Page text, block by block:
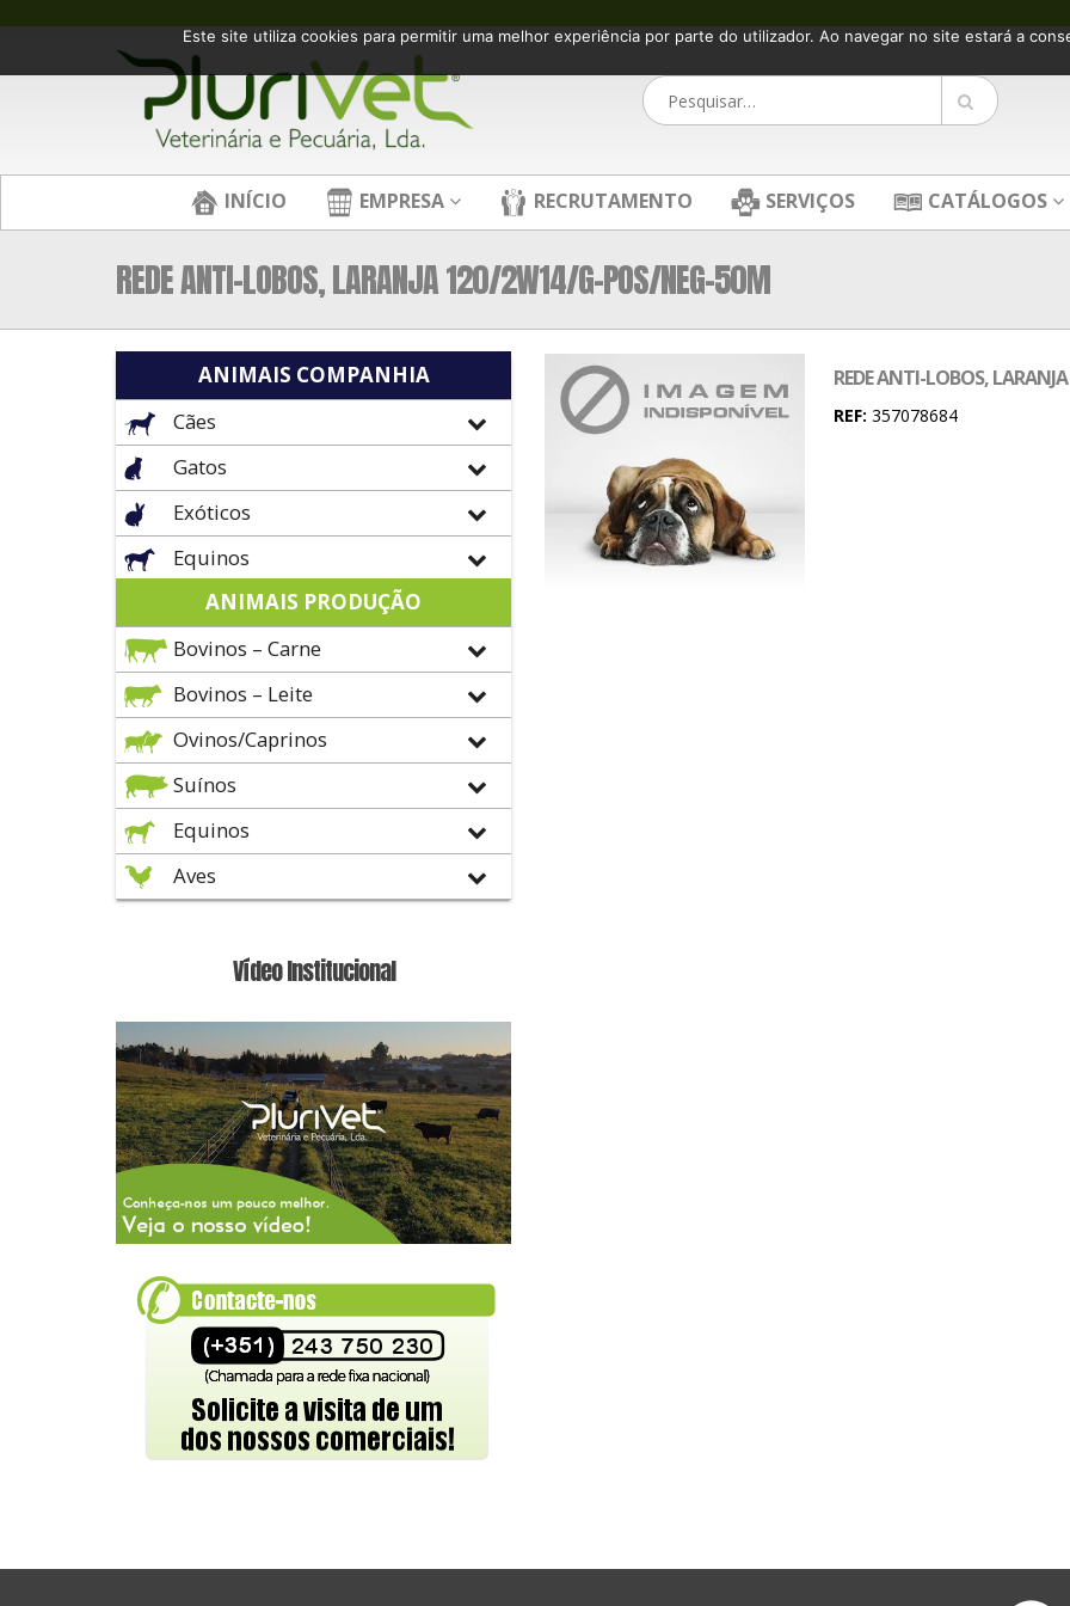
INÍCIO EMPRESA RECRUTAMENTO SERVIÇOS CATÁLOGOS
REDE ANTI-LOBOS, LARANJA 120/2W14/G-POS/NEG-50M
REDE ANTI-LOBOS,
REF: 357078684
ANIMAIS COMPANHIA
Cães
Gatos
Exóticos
Equinos
ANIMAIS PRODUÇÃO
Bovinos – Carne
Bovinos – Leite
Ovinos/Caprinos
Suínos
Equinos
Aves
Vídeo Institucional
Este site utiliza cookies para permitir uma melhor experiência por parte do utilizador. Ao navegar no site estará a